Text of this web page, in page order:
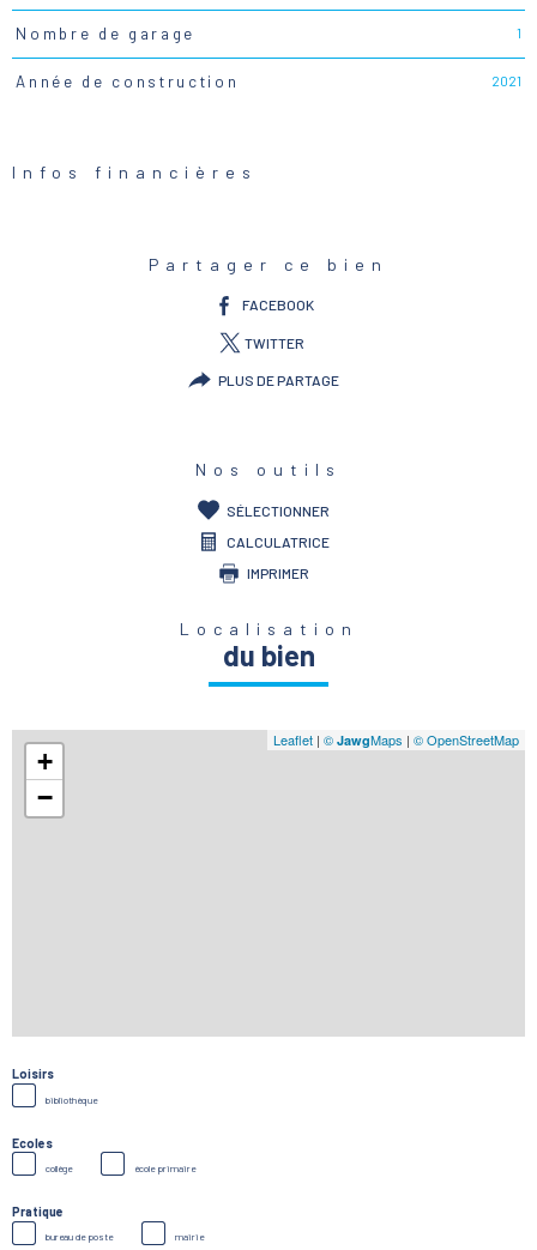
Nombre de garage 1
Année de construction 2021
Infos financières
Partager ce bien
FACEBOOK
TWITTER
PLUS DE PARTAGE
Nos outils
SÉLECTIONNER
CALCULATRICE
IMPRIMER
Localisation
du bien
+
−
Leaflet | © JawgMaps | © OpenStreetMap
Loisirs
bibliothèque
Ecoles
collège école primaire
Pratique
bureau de poste mairie